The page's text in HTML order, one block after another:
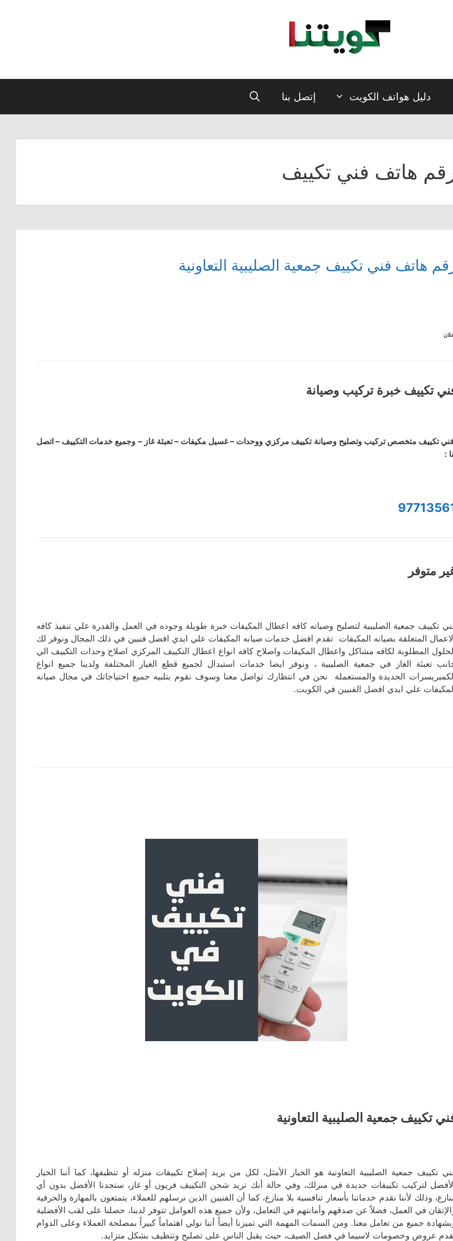
دليل هواتف الكويت إتصل بنا
هاتف فني تكييف
هاتف فني تكييف جمعية الصليبية التعاونية
تكييف خبرة تركيب وصيانة
تكييف متخصص تركيب وتصليح وصيانة تكييف مركزي ووحدات – غسيل مكيفات – تعبئة غاز – وجميع خدمات التكييف – اتصل
:
متوفر
تكييف جمعية الصليبية لتصليح وصيانه كافه اعطال المكيفات خبرة طويلة وجوده في العمل والقدرة علي تنفيذ كافه
المتعلقة بصيانه المكيفات تقدم افضل خدمات صيانه المكيفات علي ايدي افضل فنيين في ذلك المجال ونوفر لك
المطلوبة لكافه مشاكل واعطال المكيفات واصلاح كافه انواع اعطال التكييف المركزي اصلاح وحدات التكييف الي
تعبئة الغاز في جمعية الصليبية ، ونوفر ايضا خدمات استبدال لجميع قطع الغيار المختلفة ولدينا جميع انواع
الجديدة والمستعملة نحن في انتظارك تواصل معنا وسوف نقوم بتلبيه جميع احتياجاتك في مجال صيانه
علي ايدي افضل الفنيين في الكويت.
تكييف جمعية الصليبية التعاونية
تكييف جمعية الصليبية التعاونية هو الخيار الأمثل، لكل من يريد إصلاح تكييفات منزله أو تنظيفها، كما أننا الخيار
لتركيب تكييفات جديدة في منزلك، وفي حالة أنك تريد شحن التكييف فريون أو غاز، ستجدنا الأفضل بدون أي
وذلك لأننا نقدم خدماتنا بأسعار تنافسية بلا منازع، كما أن الفنيين الذين نرسلهم للعملاء، يتمتعون بالمهارة والحرفية
في العمل، فضلاً عن صدقهم وأمانتهم في التعامل، ولأن جميع هذه العوامل تتوفر لدينا، حصلنا على لقب الأفضلية
جميع من تعامل معنا. ومن السمات المهمة التي تميزنا أيضاً أننا نولي اهتماماً كبيراً بمصلحة العملاء وعلى الدوام
عروض وخصومات لاسيما في فصل الصيف، حيث يقبل الناس على تصليح وتنظيف بشكل متزايد.